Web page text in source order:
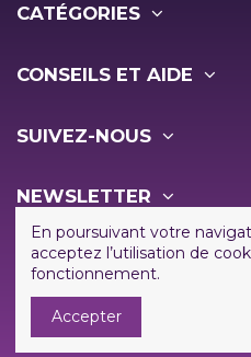
CATÉGORIES
CONSEILS ET AIDE
SUIVEZ-NOUS
NEWSLETTER
Copyright ©2026 - Vapo
En poursuivant votre
acceptez l’utilisation de
fonctionnement.
Accepter